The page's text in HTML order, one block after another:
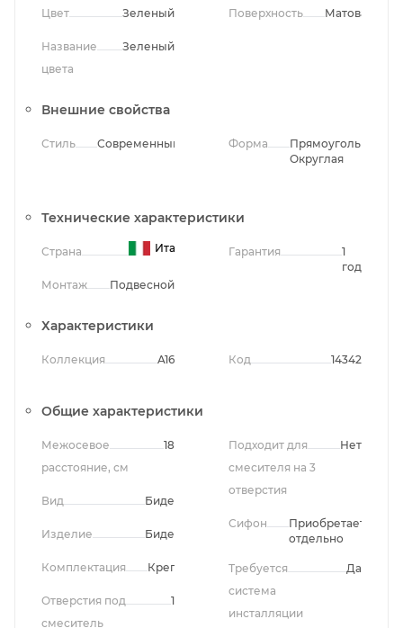
Цвет Зеленый
Название
цвета
Зеленый
Поверхность Матовая
Внешние свойства
Стиль Современный Форма
Прямоугольная,
Округлая
Технические характеристики
Страна Италия
Монтаж Подвесной
Гарантия
1
год
Характеристики
Коллекция A16 Код 14342
Общие характеристики
Межосевое
расстояние, см
18
Вид Биде
Изделие Биде
Комплектация Крепления
Отверстия под
смеситель
1
Подходит для
смесителя на 3
отверстия
Нет
Сифон
Приобретается
отдельно
Требуется
система
инсталляции
Да